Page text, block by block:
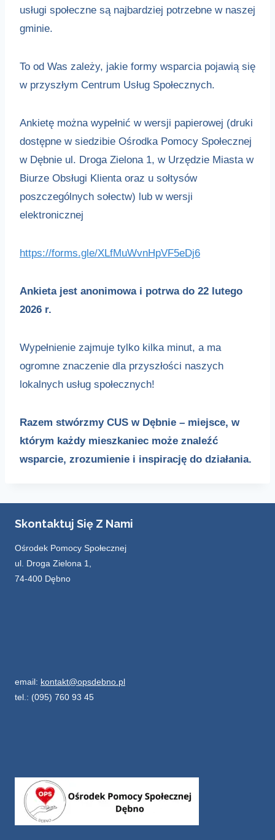
usługi społeczne są najbardziej potrzebne w naszej
gminie.
To od Was zależy, jakie formy wsparcia pojawią się
w przyszłym Centrum Usług Społecznych.
Ankietę można wypełnić w wersji papierowej (druki
dostępne w siedzibie Ośrodka Pomocy Społecznej
w Dębnie ul. Droga Zielona 1, w Urzędzie Miasta w
Biurze Obsługi Klienta oraz u sołtysów
poszczególnych sołectw) lub w wersji
elektronicznej
https://forms.gle/XLfMuWvnHpVF5eDj6
Ankieta jest anonimowa i potrwa do 22 lutego
2026 r.
Wypełnienie zajmuje tylko kilka minut, a ma
ogromne znaczenie dla przyszłości naszych
lokalnych usług społecznych!
Razem stwórzmy CUS w Dębnie – miejsce, w
którym każdy mieszkaniec może znaleźć
wsparcie, zrozumienie i inspirację do działania.
Skontaktuj Się Z Nami
Ośrodek Pomocy Społecznej
ul. Droga Zielona 1,
74-400 Dębno
email: kontakt@opsdebno.pl
tel.: (095) 760 93 45